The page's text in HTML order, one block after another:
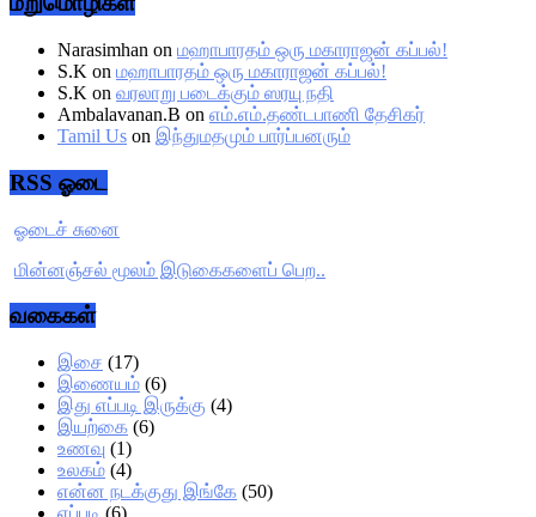
Narasimhan on மஹாபாரதம் ஒரு மகாராஜன் கப்பல்!
S.K on மஹாபாரதம் ஒரு மகாராஜன் கப்பல்!
S.K on வரலாறு படைக்கும் ஸரயு நதி
Ambalavanan.B on எம்.எம்.தண்டபாணி தேசிகர்
Tamil Us on இந்துமதமும் பார்ப்பனரும்
RSS ஓடை
ஓடைச் சுனை
மின்னஞ்சல் மூலம் இடுகைகளைப் பெற..
வகைகள்
இசை (17)
இணையம் (6)
இது எப்படி இருக்கு (4)
இயற்கை (6)
உணவு (1)
உலகம் (4)
என்ன நடக்குது இங்கே (50)
எப்படி (6)